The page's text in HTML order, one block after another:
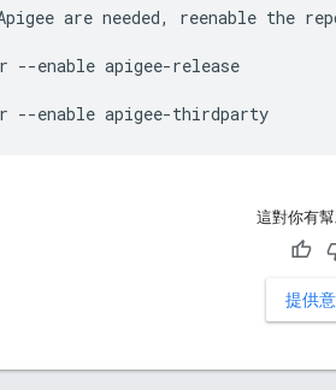
are needed, reenable the
--enable apigee-release
--enable apigee-thirdparty
這對你有
提供